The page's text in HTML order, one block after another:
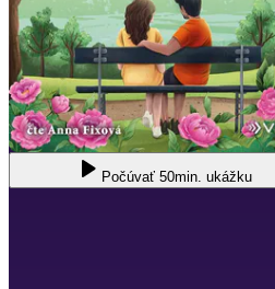
Počúvať 50min. ukážku